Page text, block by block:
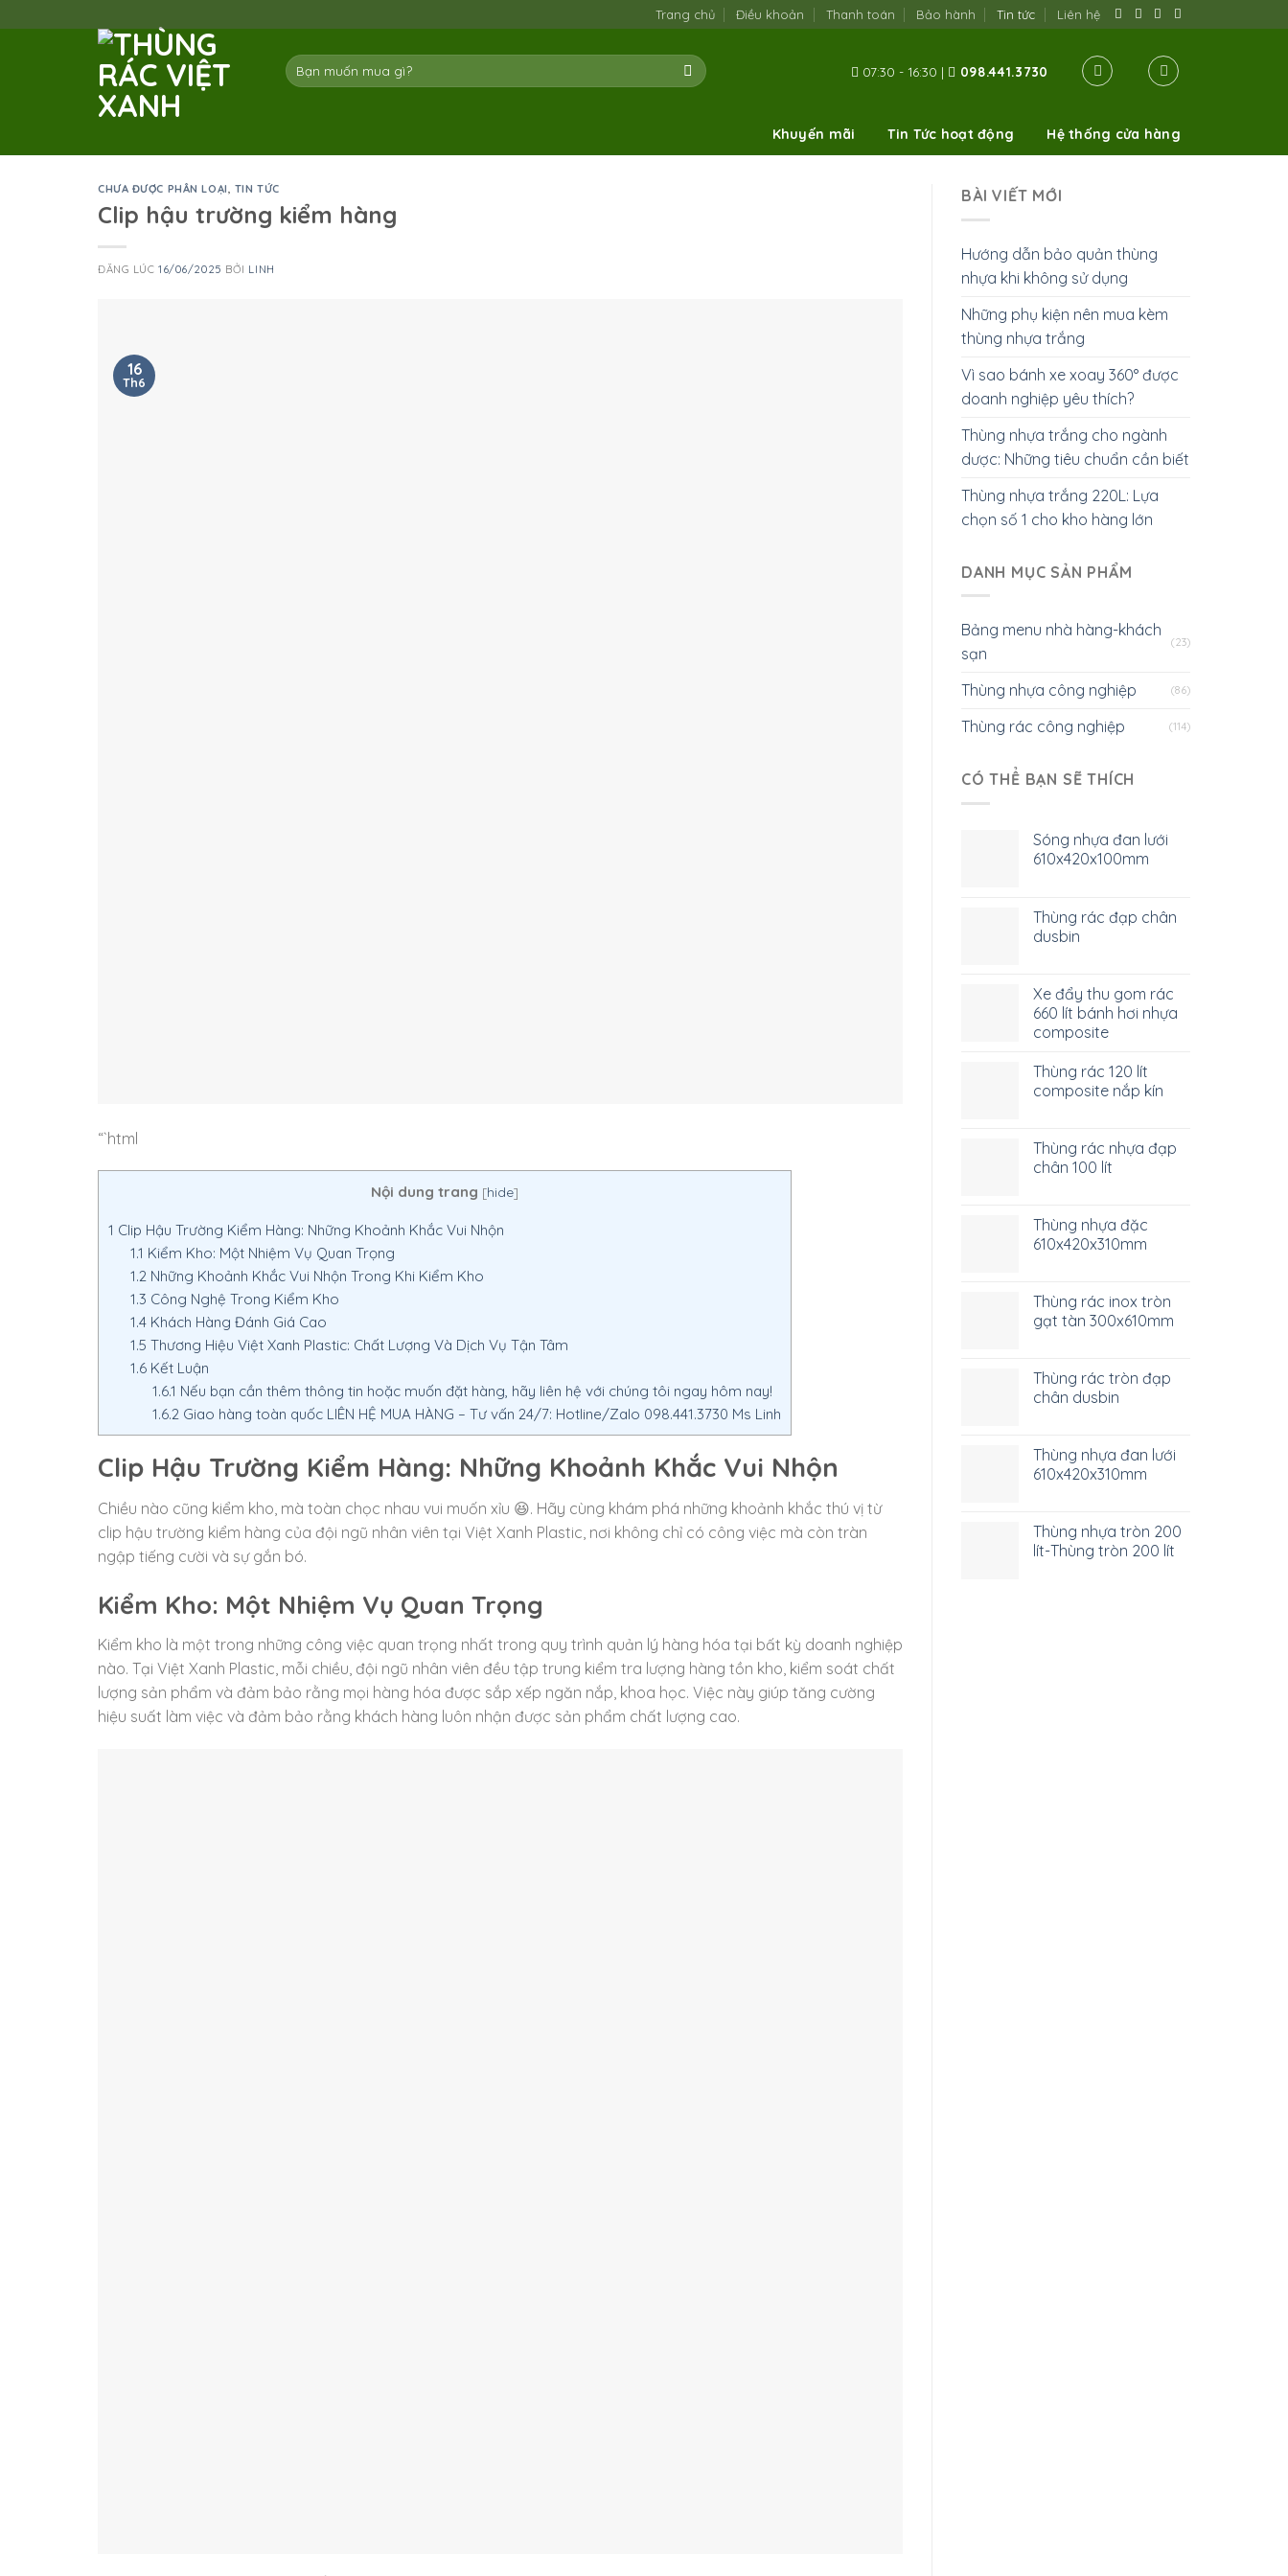
to
Trang chủ Điều khoản Thanh toán Bảo hành Tin tức Liên hệ
Tìm
kiếm:
07:30 - 16:30 | 098.441.3730
Khuyến mãi Tin Tức hoạt động Hệ thống cửa hàng
CHƯA ĐƯỢC PHÂN LOẠI, TIN TỨC
Clip hậu trường kiểm hàng
ĐĂNG LÚC16/06/2025 BỞI LINH
16
Th6
“`html
Nội dung trang [hide]
1 Clip Hậu Trường Kiểm Hàng: Những Khoảnh Khắc Vui Nhộn
1.1 Kiểm Kho: Một Nhiệm Vụ Quan Trọng
1.2 Những Khoảnh Khắc Vui Nhộn Trong Khi Kiểm Kho
1.3 Công Nghệ Trong Kiểm Kho
1.4Khách Hàng Đánh Giá Cao
1.5 Thương Hiệu Việt Xanh Plastic: Chất Lượng Và Dịch Vụ Tận Tâm
1.6Kết Luận
1.6.1 Nếu bạn cần thêm thông tin hoặc muốn đặt hàng, hãy liên hệ với chúng tôi ngay hôm nay!
1.6.2 Giao hàng toàn quốc LIÊN HỆ MUA HÀNG – Tư vấn 24/7: Hotline/Zalo 098.441.3730 Ms Linh
Clip Hậu Trường Kiểm Hàng: Những Khoảnh Khắc Vui Nhộn
Chiều nào cũng kiểm kho, mà toàn chọc nhau vui muốn xỉu 😆. Hãy cùng khám phá những khoảnh khắc thú vị từ
clip hậu trường kiểm hàng của đội ngũ nhân viên tại Việt Xanh Plastic, nơi không chỉ có công việc mà còn tràn
ngập tiếng cười và sự gắn bó.
Kiểm Kho: Một Nhiệm Vụ Quan Trọng
Kiểm kho là một trong những công việc quan trọng nhất trong quy trình quản lý hàng hóa tại bất kỳ doanh nghiệp
nào. Tại Việt Xanh Plastic, mỗi chiều, đội ngũ nhân viên đều tập trung kiểm tra lượng hàng tồn kho, kiểm soát chất
lượng sản phẩm và đảm bảo rằng mọi hàng hóa được sắp xếp ngăn nắp, khoa học. Việc này giúp tăng cường
hiệu suất làm việc và đảm bảo rằng khách hàng luôn nhận được sản phẩm chất lượng cao.
BÀI VIẾT MỚI
Hướng dẫn bảo quản thùng
nhựa khi không sử dụng
Những phụ kiện nên mua kèm
thùng nhựa trắng
Vì sao bánh xe xoay 360° được
doanh nghiệp yêu thích?
Thùng nhựa trắng cho ngành
dược: Những tiêu chuẩn cần biết
Thùng nhựa trắng 220L: Lựa
chọn số 1 cho kho hàng lớn
DANH MỤC SẢN PHẨM
Bảng menu nhà hàng-khách
sạn
(23)
Thùng nhựa công nghiệp (86)
Thùng rác công nghiệp (114)
CÓ THỂ BẠN SẼ THÍCH
Sóng nhựa đan lưới
610x420x100mm
Thùng rác đạp chân
dusbin
Xe đẩy thu gom rác
660 lít bánh hơi nhựa
composite
Thùng rác 120 lít
composite nắp kín
Thùng rác nhựa đạp
chân 100 lít
Thùng nhựa đặc
610x420x310mm
Thùng rác inox tròn
gạt tàn 300x610mm
Thùng rác tròn đạp
chân dusbin
Thùng nhựa đan lưới
610x420x310mm
Thùng nhựa tròn 200
lít-Thùng tròn 200 lít